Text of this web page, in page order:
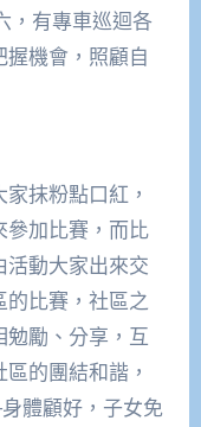
，有專車巡迴各
機會，照顧自
抹粉點口紅，
參加比賽，而比
活動大家出來交
比賽，社區之
勉勵、分享，互
的團結和諧，
體顧好，子女免